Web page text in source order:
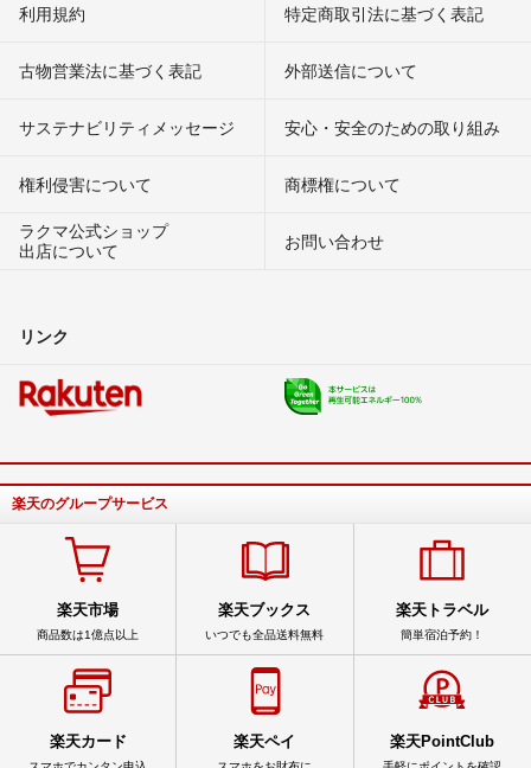
利用規約 特定商取引法に基づく表記
古物営業法に基づく表記 外部送信について
サステナビリティメッセージ 安心・安全のための取り組み
権利侵害について
商標権について
ラクマ公式ショップ
出店について
お問い合わせ
リンク
楽天のグループサービス
楽天市場
商品数は1億点以上
楽天ブックス
いつでも全品送料無料
楽天トラベル
簡単宿泊予約！
楽天カード 楽天ペイ 楽天PointClub